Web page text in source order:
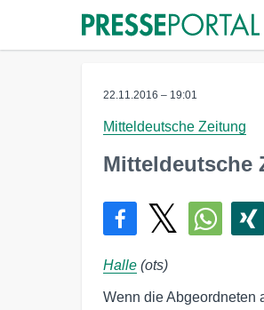
22.11.2016 – 19:01
Mitteldeutsche Zeitung
Mitteldeutsche
Halle (ots)
Wenn die Abgeordneten